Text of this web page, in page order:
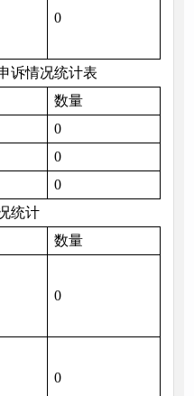
0
诉情况统计表
数量
0
0
0
统计
数量
0
0